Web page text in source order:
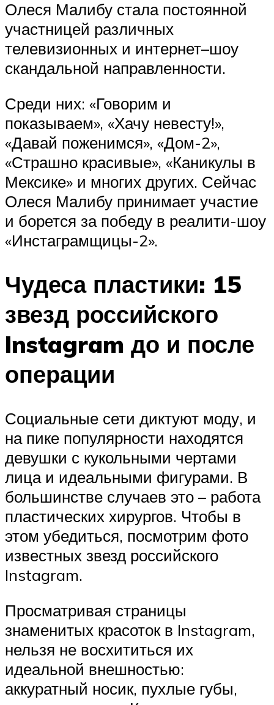
Олеся Малибу стала постоянной
участницей различных
телевизионных и интернет–шоу
скандальной направленности.
Среди них: «Говорим и
показываем», «Хачу невесту!»,
«Давай поженимся», «Дом-2»,
«Страшно красивые», «Каникулы в
Мексике» и многих других. Сейчас
Олеся Малибу принимает участие
и борется за победу в реалити-шоу
«Инстаграмщицы-2».
Чудеса пластики: 15
звезд российского
Instagram до и после
операции
Социальные сети диктуют моду, и
на пике популярности находятся
девушки с кукольными чертами
лица и идеальными фигурами. В
большинстве случаев это – работа
пластических хирургов. Чтобы в
этом убедиться, посмотрим фото
известных звезд российского
Instagram.
Просматривая страницы
знаменитых красоток в Instagram,
нельзя не восхититься их
идеальной внешностью:
аккуратный носик, пухлые губы,